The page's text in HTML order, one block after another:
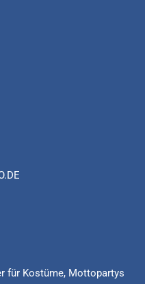
für Kostüme, Mottopartys